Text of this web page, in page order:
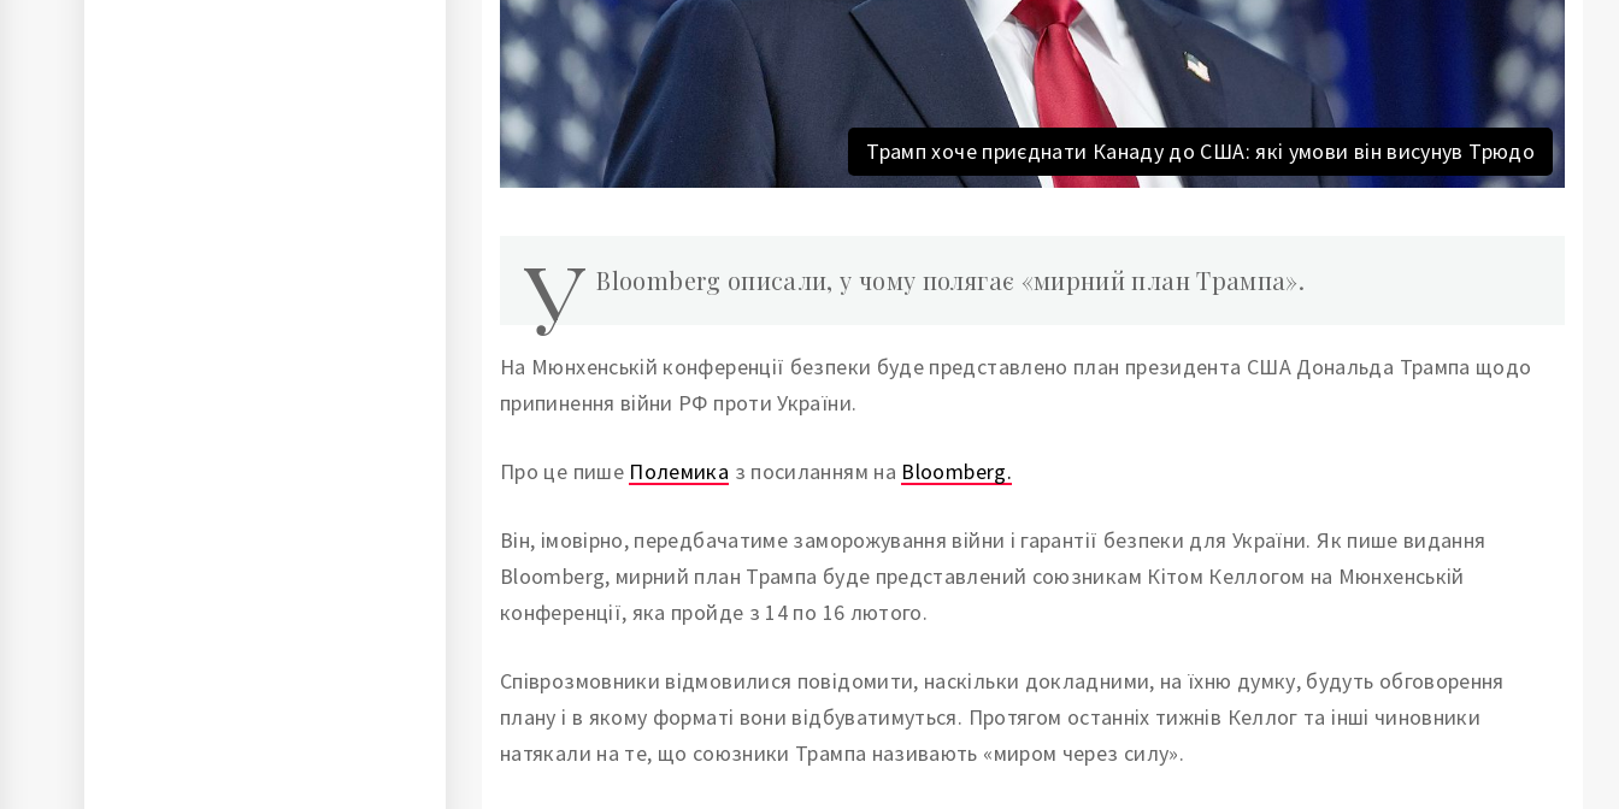
Трамп хоче приєднати Канаду до США: які умови він висунув Трюдо
У Bloomberg описали, у чому полягає «мирний план Трампа».
На Мюнхенській конференції безпеки буде представлено план президента США Дональда Трампа щодо
припинення війни РФ проти України.
Про це пише Полемика з посиланням на Bloomberg.
Він, імовірно, передбачатиме заморожування війни і гарантії безпеки для України. Як пише видання
Bloomberg, мирний план Трампа буде представлений союзникам Кітом Келлогом на Мюнхенській
конференції, яка пройде з 14 по 16 лютого.
Співрозмовники відмовилися повідомити, наскільки докладними, на їхню думку, будуть обговорення
плану і в якому форматі вони відбуватимуться. Протягом останніх тижнів Келлог та інші чиновники
натякали на те, що союзники Трампа називають «миром через силу».